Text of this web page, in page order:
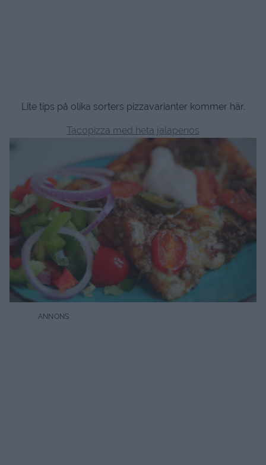
Lite tips på olika sorters pizzavarianter kommer här.
Tacopizza med heta jalapenos